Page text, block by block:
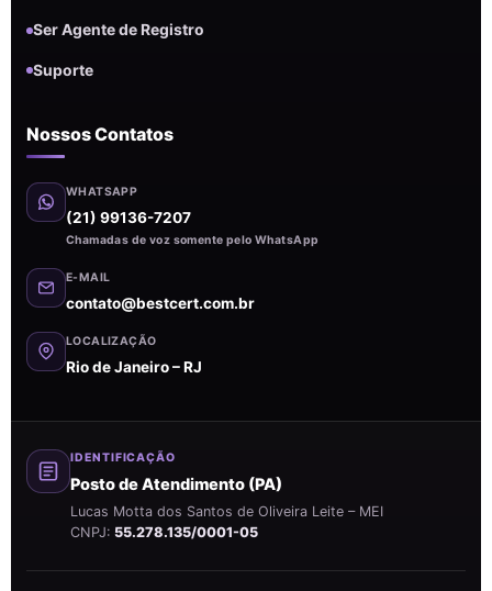
Ser Agente de Registro
Suporte
Nossos Contatos
WHATSAPP
(21) 99136-7207
Chamadas de voz somente pelo WhatsApp
E-MAIL
contato@bestcert.com.br
LOCALIZAÇÃO
Rio de Janeiro – RJ
IDENTIFICAÇÃO
Posto de Atendimento (PA)
Lucas Motta dos Santos de Oliveira Leite – MEI
CNPJ: 55.278.135/0001-05